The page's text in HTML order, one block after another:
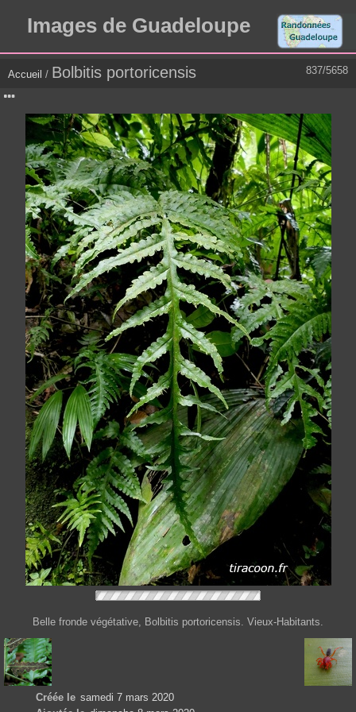
Images de Guadeloupe
837/5658
Accueil / Bolbitis portoricensis
Belle fronde végétative, Bolbitis portoricensis. Vieux-Habitants.
Créée le samedi 7 mars 2020